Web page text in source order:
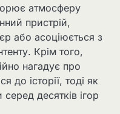
атмосферу
пристрій,
або асоціюється з
Крім того,
нагадує про
до історії, тоді як
десятків ігор